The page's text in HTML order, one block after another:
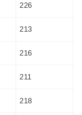
226
213
216
211
218